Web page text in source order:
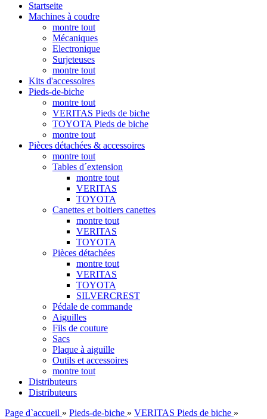
Startseite
Machines à coudre
montre tout
Mécaniques
Electronique
Surjeteuses
montre tout
Kits d'accessoires
Pieds-de-biche
montre tout
VERITAS Pieds de biche
TOYOTA Pieds de biche
montre tout
Pièces détachées & accessoires
montre tout
Tables d´extension
montre tout
VERITAS
TOYOTA
Canettes et boitiers canettes
montre tout
VERITAS
TOYOTA
Pièces détachées
montre tout
VERITAS
TOYOTA
SILVERCREST
Pédale de commande
Aiguilles
Fils de couture
Sacs
Plaque à aiguille
Outils et accessoires
montre tout
Distributeurs
Distributeurs
Page d`accueil » Pieds-de-biche » VERITAS Pieds de biche »